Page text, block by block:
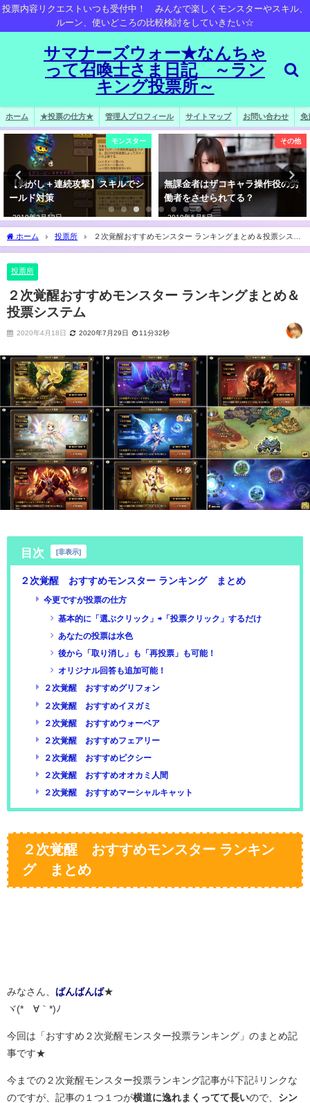
投票内容リクエストいつも受付中！ みんなで楽しくモンスターやスキル、
ルーン、使いどころの比較検討をしていきたい☆
サマナーズウォー★なんちゃ
って召喚士さま日記 ～ラン
キング投票所～
ホーム ★投票の仕方★ 管理人プロフィール サイトマップ お問い合わせ 免
モンスター
【剥がし＋連続攻撃】スキルでシ
ールド対策
2019年2月13日
その他
無課金者はザコキャラ操作役の労
働者をさせられてる？
2019年5月5日
ホーム 投票所
２次覚醒おすすめモンスター ランキングまとめ＆投票システ
ム
投票所
２次覚醒おすすめモンスター ランキングまとめ＆
投票システム
2020年4月18日 2020年7月29日 11分32秒
目次 [非表示]
２次覚醒 おすすめモンスター ランキング まとめ
今更ですが投票の仕方
基本的に「選ぶクリック」⇨「投票クリック」するだけ
あなたの投票は水色
後から「取り消し」も「再投票」も可能！
オリジナル回答も追加可能！
２次覚醒 おすすめグリフォン
２次覚醒 おすすめイヌガミ
２次覚醒 おすすめウォーベア
２次覚醒 おすすめフェアリー
２次覚醒 おすすめピクシー
２次覚醒 おすすめオオカミ人間
２次覚醒 おすすめマーシャルキャット
２次覚醒 おすすめモンスター ランキン
グ まとめ
みなさん、 ばんばんば★
ヾ(*´∀｀*)ﾉ
今回は「おすすめ２次覚醒モンスター投票ランキング」のまとめ記
事です★
今までの２次覚醒モンスター投票ランキング記事が⇩下記⇩リンクな
のですが、記事の１つ１つが横道に逸れまくってて長いので、 シン